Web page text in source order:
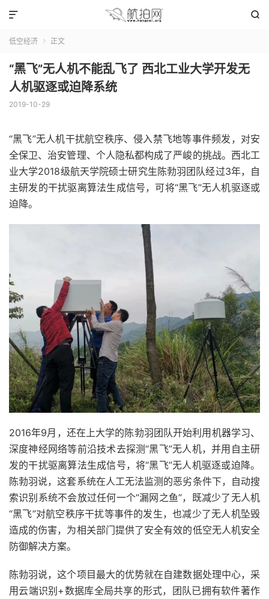


低空经济  正文
“黑飞”无人机不能乱飞了 西北工业大学开发无
人机驱逐或迫降系统
2019-10-29
“黑飞”无人机干扰航空秩序、侵入禁飞地等事件频发，对安
全保卫、治安管理、个人隐私都构成了严峻的挑战。西北工
业大学2018级航天学院硕士研究生陈勃羽团队经过3年，自
主研发的干扰驱离算法生成信号，可将“黑飞”无人机驱逐或
迫降。
2016年9月，还在上大学的陈勃羽团队开始利用机器学习、
深度神经网络等前沿技术去探测“黑飞”无人机，并用自主研
发的干扰驱离算法生成信号，将“黑飞”无人机驱逐或迫降。
陈勃羽说，这套系统在人工无法监测的恶劣条件下，自动搜
索识别系统不会放过任何一个“漏网之鱼”，既减少了无人机
“黑飞”对航空秩序干扰等事件的发生，也减少了无人机坠毁
造成的伤害，为相关部门提供了安全有效的低空无人机安全
防御解决方案。
陈勃羽说，这个项目最大的优势就在自建数据处理中心，采
用云端识别+数据库全局共享的形式，团队已拥有软件著作